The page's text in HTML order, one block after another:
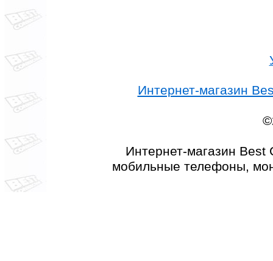
Интернет-магазин
Интернет-магазин Best
мобильные телефоны,